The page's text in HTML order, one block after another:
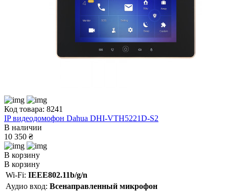
Код товара: 8241
IP видеодомофон Dahua DHI-VTH5221D-S2
В наличии
10 350 ₴
В корзину
В корзину
Wi-Fi: IEEE802.11b/g/n
Аудио вход: Всенаправленный микрофон